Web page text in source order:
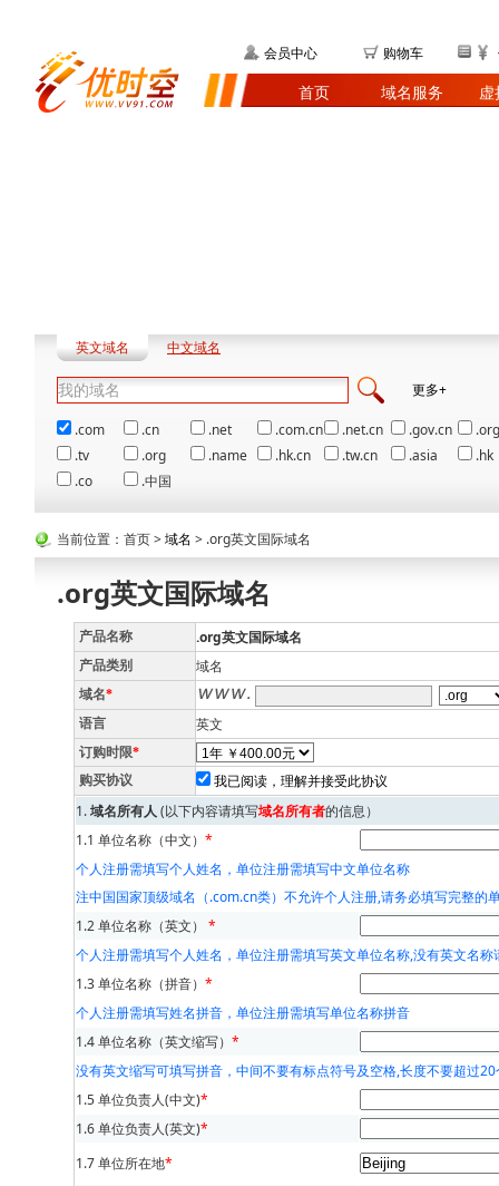
会员中心 购物车
首页 域名服务 虚
英文域名 中文域名
更多+
.com .cn .net .com.cn .net.cn .gov.cn
.tv
.org .name .hk.cn .tw.cn .asia
.hk
.co
.中国
当前位置：首页 >域名 > .org英文国际域名
.org英文国际域名
产品名称 .org英文国际域名
产品类别 域名
域名*
语言
英文
订购时限*
购买协议
我已阅读，理解并接受此协议
1.域名所有人 (以下内容请填写域名所有者的信息）
1.1 单位名称（中文） *
个人注册需填写个人姓名，单位注册需填写中文单位名称
注中国国家顶级域名（.com.cn类）不允许个人注册,请务必填写完整的
1.2 单位名称（英文） *
个人注册需填写个人姓名，单位注册需填写英文单位名称,没有英文名称
1.3 单位名称（拼音） *
个人注册需填写姓名拼音，单位注册需填写单位名称拼音
1.4 单位名称（英文缩写） *
没有英文缩写可填写拼音，中间不要有标点符号及空格,长度不要超过
1.5 单位负责人(中文)*
1.6 单位负责人(英文)*
1.7 单位所在地*